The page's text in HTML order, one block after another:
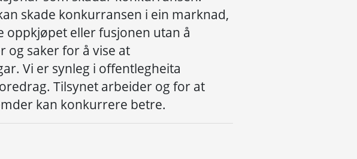
skade konkurransen i ein marknad,
eller fusjonen utan å
og saker for å vise at
Vi er synleg i offentlegheita
Tilsynet arbeider og for at
kan konkurrere betre.